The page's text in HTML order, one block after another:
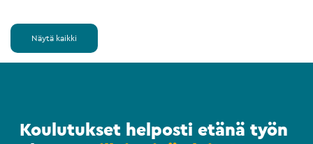
Näytä kaikki
Koulutukset helposti etänä työn